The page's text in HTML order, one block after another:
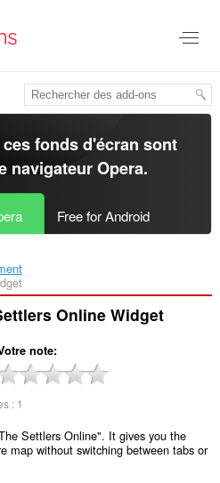
fonds d'écran sont
navigateur Opera.
Free for Android
Online Widget
note
: 1
Settlers Online". It gives you the
map without switching between tabs or